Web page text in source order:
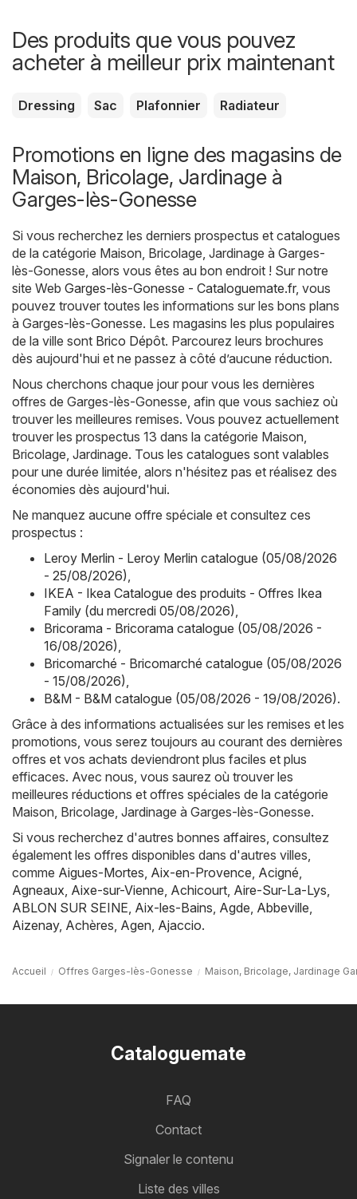
Des produits que vous pouvez
acheter à meilleur prix maintenant
Dressing Sac Plafonnier Radiateur
Promotions en ligne des magasins de
Maison, Bricolage, Jardinage à
Garges-lès-Gonesse
Si vous recherchez les derniers prospectus et catalogues
de la catégorie Maison, Bricolage, Jardinage à Garges-
lès-Gonesse, alors vous êtes au bon endroit ! Sur notre
site Web Garges-lès-Gonesse - Cataloguemate.fr, vous
pouvez trouver toutes les informations sur les bons plans
à Garges-lès-Gonesse. Les magasins les plus populaires
de la ville sont Brico Dépôt. Parcourez leurs brochures
dès aujourd'hui et ne passez à côté d’aucune réduction.
Nous cherchons chaque jour pour vous les dernières
offres de Garges-lès-Gonesse, afin que vous sachiez où
trouver les meilleures remises. Vous pouvez actuellement
trouver les prospectus 13 dans la catégorie Maison,
Bricolage, Jardinage. Tous les catalogues sont valables
pour une durée limitée, alors n'hésitez pas et réalisez des
économies dès aujourd'hui.
Ne manquez aucune offre spéciale et consultez ces
prospectus :
Leroy Merlin - Leroy Merlin catalogue (05/08/2026
- 25/08/2026),
IKEA - Ikea Catalogue des produits - Offres Ikea
Family (du mercredi 05/08/2026),
Bricorama - Bricorama catalogue (05/08/2026 -
16/08/2026),
Bricomarché - Bricomarché catalogue (05/08/2026
- 15/08/2026),
B&M - B&M catalogue (05/08/2026 - 19/08/2026).
Grâce à des informations actualisées sur les remises et les
promotions, vous serez toujours au courant des dernières
offres et vos achats deviendront plus faciles et plus
efficaces. Avec nous, vous saurez où trouver les
meilleures réductions et offres spéciales de la catégorie
Maison, Bricolage, Jardinage à Garges-lès-Gonesse.
Si vous recherchez d'autres bonnes affaires, consultez
également les offres disponibles dans d'autres villes,
comme Aigues-Mortes, Aix-en-Provence, Acigné,
Agneaux, Aixe-sur-Vienne, Achicourt, Aire-Sur-La-Lys,
ABLON SUR SEINE, Aix-les-Bains, Agde, Abbeville,
Aizenay, Achères, Agen, Ajaccio.
Accueil Offres Garges-lès-Gonesse Maison, Bricolage, Jardinage
Cataloguemate
FAQ
Contact
Signaler le contenu
Liste des villes